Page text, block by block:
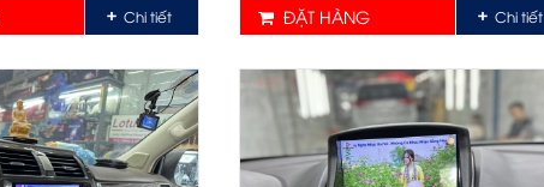
Chi tiết ĐẶT HÀNG Chi tiết